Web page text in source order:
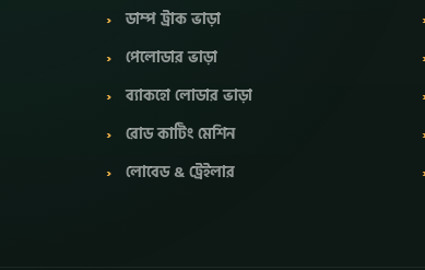
ডাম্প ট্রাক ভাড়া
পেলোডার ভাড়া
ব্যাকহো লোডার ভাড়া
রোড কাটিং মেশিন
লোবেড & ট্রেইলার